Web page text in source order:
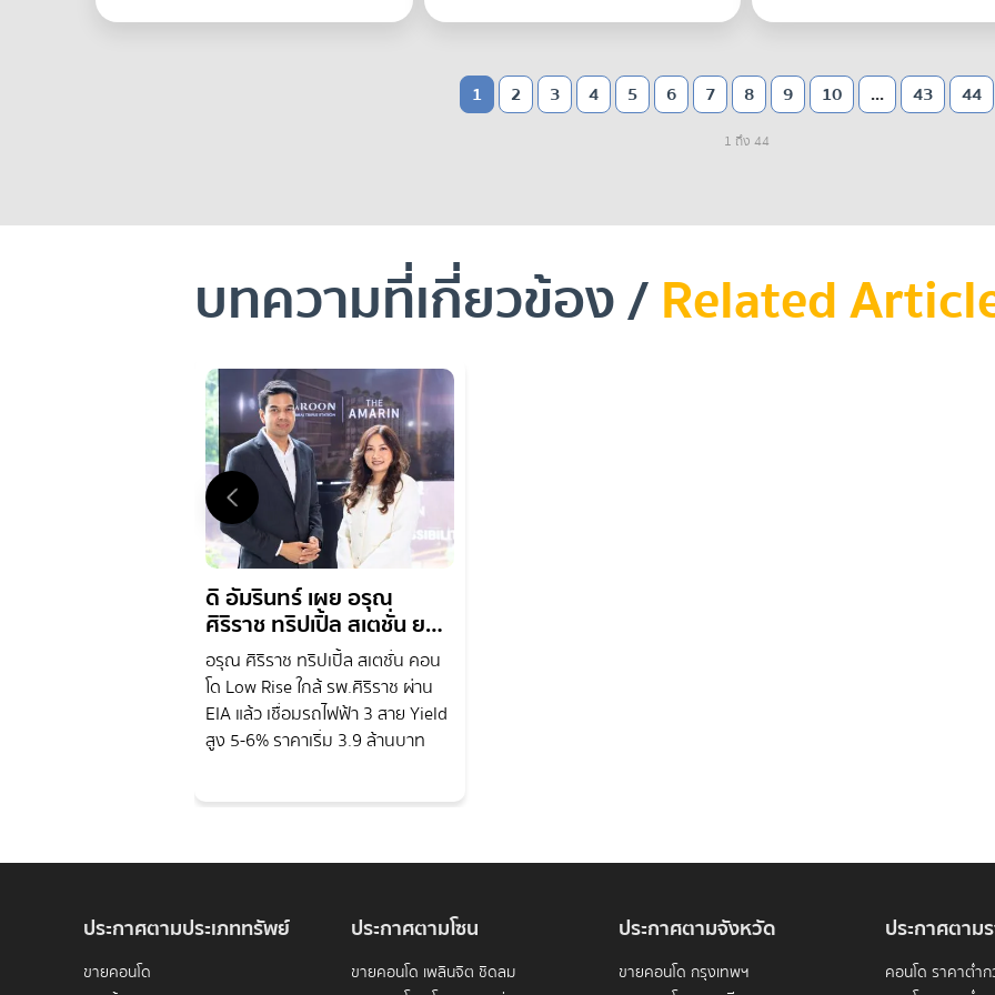
1 2 3 4 5 6 7 8 9 10 ... 43 44
1 ถึง 44
บทความที่เกี่ยวข้อง /Related
ดิ อัมรินทร์ เผย อรุณ
ศิริราช ทริปเปิ้ล สเตชั่น ยอด
ขายแรง ผ่าน EIA แล้ว
อรุณ ศิริราช ทริปเปิ้ล สเตชั่น คอน
โด Low Rise ใกล้ รพ.ศิริราช ผ่าน
EIA แล้ว เชื่อมรถไฟฟ้า 3 สาย Yield
สูง 5-6% ราคาเริ่ม 3.9 ล้านบาท
ประกาศตามประเภททรัพย์
ขายคอนโด
ประกาศตามโซน
ขายคอนโด เพลินจิต ชิดลม
ประกาศตามจังหวัด
ขายคอนโด กรุงเทพฯ
ประกาศตาม
คอนโด ราคาต่ำ